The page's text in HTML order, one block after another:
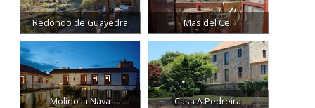
Redondo de Guayedra Mas del Cel
Molino la Nava Casa A Pedreira